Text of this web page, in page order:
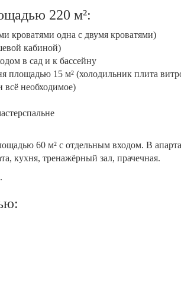
220 м²:
кроватями одна с двумя кроватями)
кабиной)
в сад и к бассейну
площадью 15 м² (холодильник плита
всё необходимое)
60 м² с отдельным входом. В
кухня, тренажёрный зал, прачечная.